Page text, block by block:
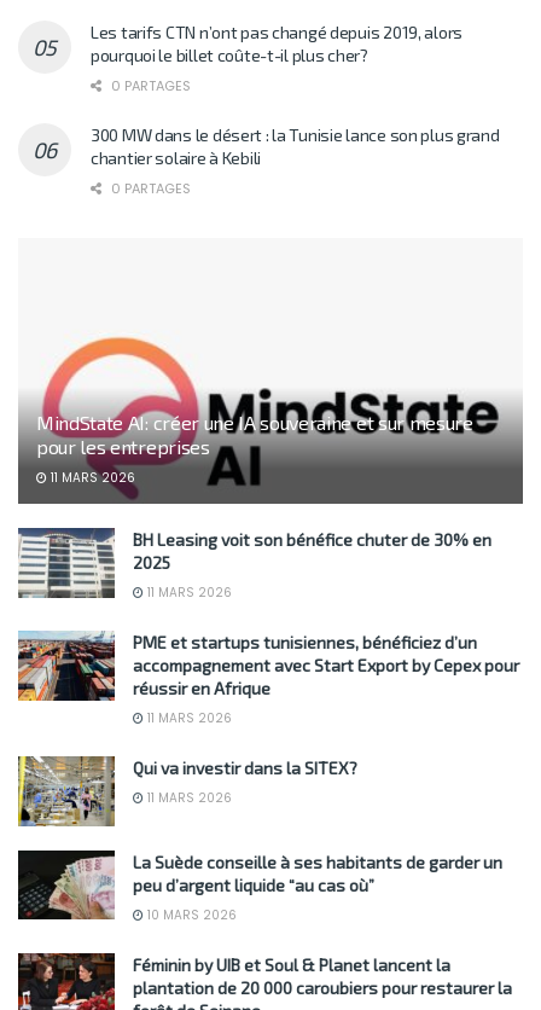
Les tarifs CTN n’ont pas changé depuis 2019, alors
pourquoi le billet coûte-t-il plus cher?
0 PARTAGES
300 MW dans le désert : la Tunisie lance son plus grand
chantier solaire à Kebili
0 PARTAGES
MindState AI: créer une IA souveraine et sur mesure
pour les entreprises
11 MARS 2026
BH Leasing voit son bénéfice chuter de 30% en
2025
11 MARS 2026
PME et startups tunisiennes, bénéficiez d’un
accompagnement avec Start Export by Cepex pour
réussir en Afrique
11 MARS 2026
Qui va investir dans la SITEX?
11 MARS 2026
La Suède conseille à ses habitants de garder un
peu d’argent liquide “au cas où”
10 MARS 2026
Féminin by UIB et Soul & Planet lancent la
plantation de 20 000 caroubiers pour restaurer la